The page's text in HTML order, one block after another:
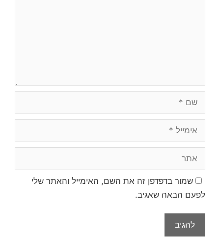
שמור בדפדפן זה את השם, האימייל והאתר שלי
לפעם הבאה שאגיב.